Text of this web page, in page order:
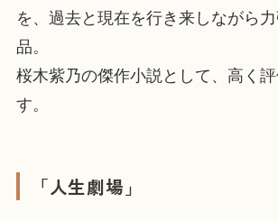
を、過去と現在を行き来しながら
品。
桜木紫乃の傑作小説として、高く
す。
「人生劇場」